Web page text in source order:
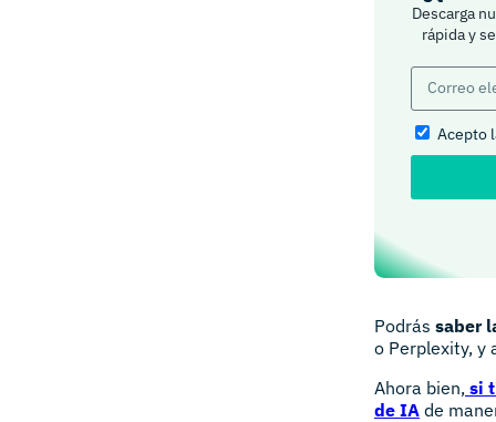
Descarga
rápida y
Acepto
Podrás saber
o Perplexity, y
Ahora bien, si
de IA de